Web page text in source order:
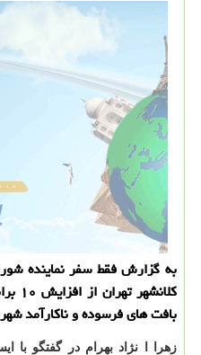
به گزارش فقط سفر نماینده
بافت های فرسوده و ناكارآمد شهر تهران
زهرا ا نژاد بهرام در گفتگو با